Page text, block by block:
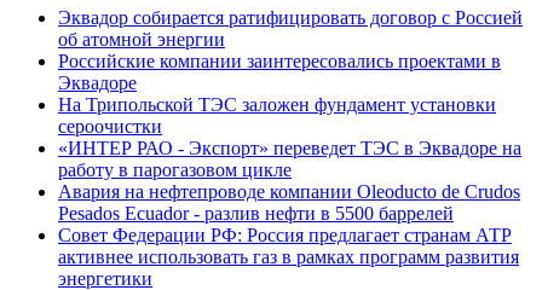
Эквадор собирается ратифицировать договор с Россией
об атомной энергии
Российские компании заинтересовались проектами в
Эквадоре
На Трипольской ТЭС заложен фундамент установки
сероочистки
«ИНТЕР РАО - Экспорт» переведет ТЭС в Эквадоре на
работу в парогазовом цикле
Авария на нефтепроводе компании Oleoducto de Crudos
Pesados Ecuador - разлив нефти в 5500 баррелей
Совет Федерации РФ: Россия предлагает странам АТР
активнее использовать газ в рамках программ развития
энергетики